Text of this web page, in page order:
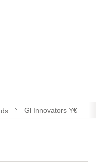
Gl Innovators Y€